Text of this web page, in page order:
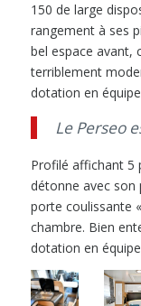
150 de large
rangement à ses
bel espace avant,
terriblement
dotation en
Le Perseo
Profilé affichant 5
détonne avec son
porte coulissante
chambre. Bien
dotation en